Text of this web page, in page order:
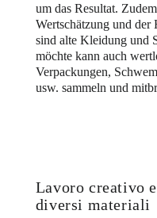
um das Resultat.
Wertschätzung und
sind alte Kleidung und
möchte kann auch
Verpackungen,
usw. sammeln und
Lavoro creativo
diversi materiali